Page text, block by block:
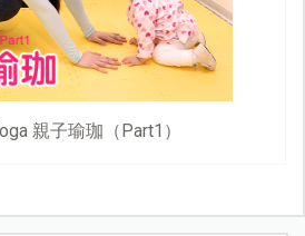
親子瑜珈（Part1）